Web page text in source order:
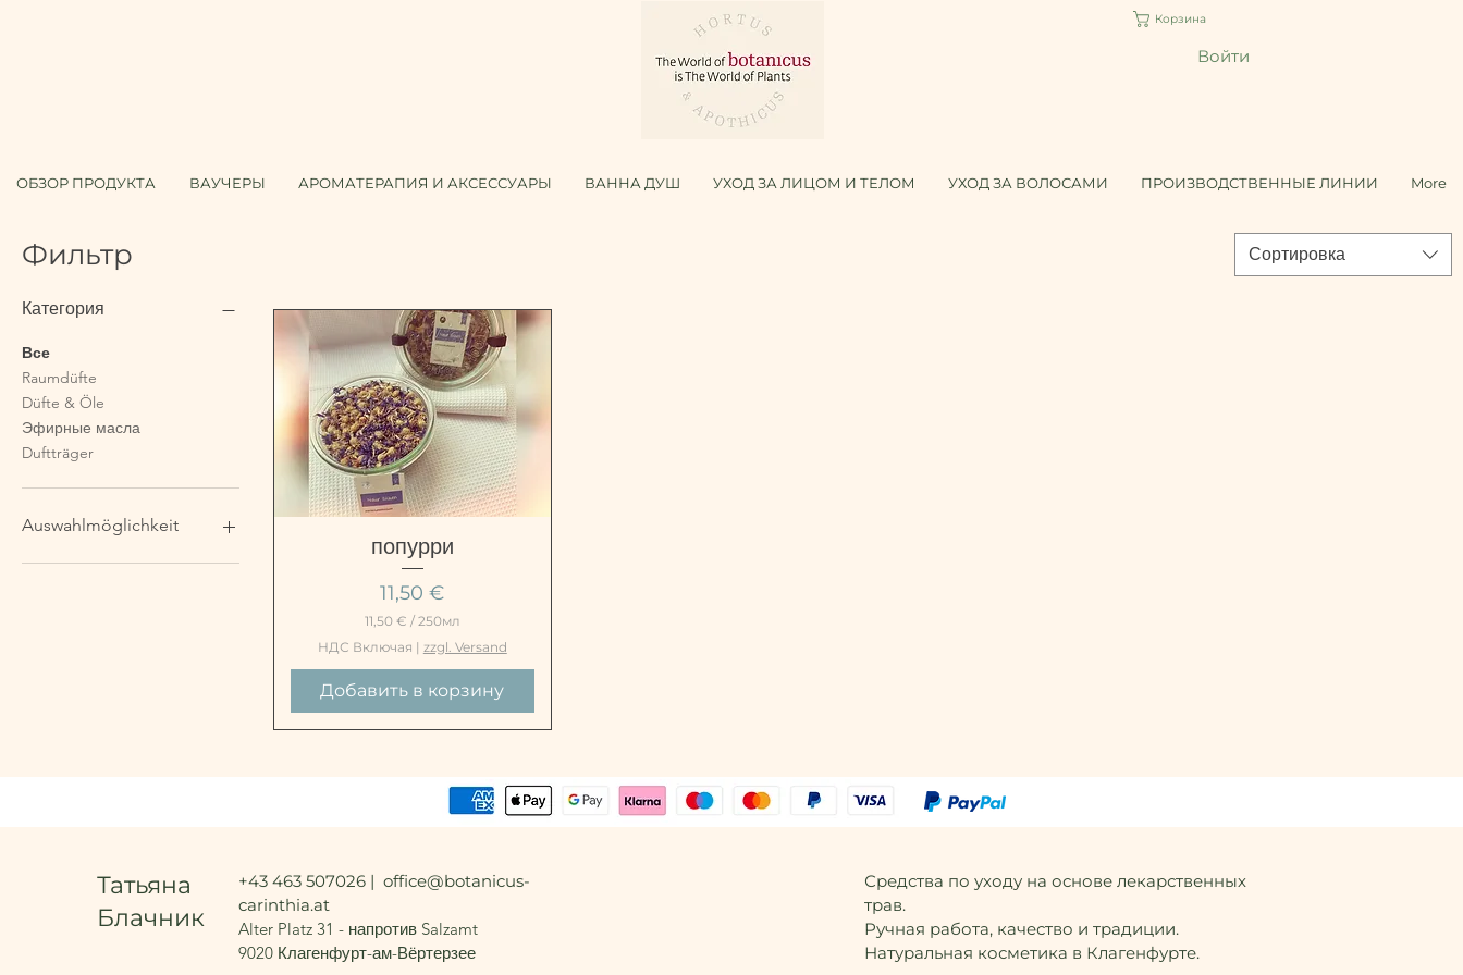
Корзина
Войти
ОБЗОР ПРОДУКТА ВАУЧЕРЫ АРОМАТЕРАПИЯ И АКСЕССУАРЫ ВАННА ДУШ УХОД ЗА ЛИЦОМ И ТЕЛОМ УХОД ЗА ВОЛОСАМИ ПРОИЗВОДСТВЕННЫЕ ЛИНИИ More
Фильтр
Категория
Все
Raumdüfte
Düfte & Öle
Эфирные масла
Duftträger
Auswahlmöglichkeit
POTPOURRI
Сортировка
Быстрый просмотр
попурри
Цена
11,50 €
11,50 € / 250мл
,
5
л
л
и
НДС Включая | zzgl. Versand
Добавить в корзину
Татьяна
Блачник
+43 463 507026 | office@botanicus-
carinthia.at
Alter Platz 31 - напротив Salzamt
9020 Клагенфурт-ам-Вёртерзее
Средства по уходу на основе лекарственных
трав.
Ручная работа, качество и традиции.
Натуральная косметика в Клагенфурте.